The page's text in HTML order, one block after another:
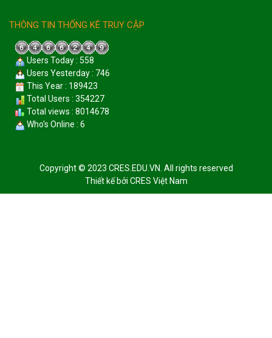
THÔNG TIN THỐNG KÊ TRUY CẬP
Users Today : 558
Users Yesterday : 746
This Year : 189423
Total Users : 354227
Total views : 8014678
Who's Online : 6
Copyright © 2023 CRES.EDU.VN. All rights reserved
Thiết kế bởi CRES Việt Nam